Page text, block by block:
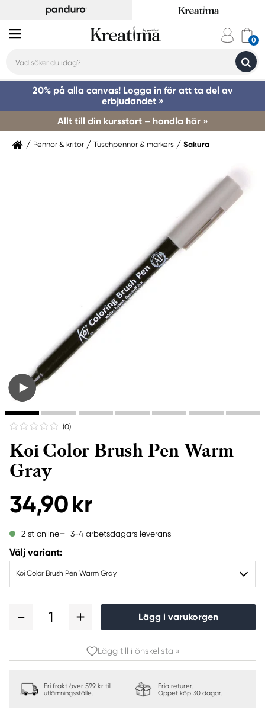
20% på alla canvas! Logga in för att ta del av
erbjudandet »
Allt till din kursstart – handla här »
Pennor & kritor Tuschpennor & markers Sakura
(0)
Koi Color Brush Pen Warm
Gray
34,90 kr
2 st online 3-4 arbetsdagars leverans
Välj variant:
Koi Color Brush Pen Warm Gray
1 Lägg i varukorgen
Lägg till i önskelista »
Fri frakt över 599 kr till
utlämningsställe.
Fria returer.
Öppet köp 30 dagar.